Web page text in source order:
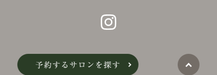
©Belle-x. co.,Ltd.